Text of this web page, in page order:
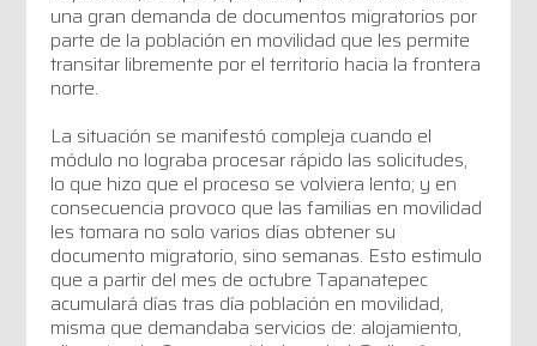
una gran demanda de documentos migratorios por
parte de la población en movilidad que les permite
transitar libremente por el territorio hacia la frontera
norte.
La situación se manifestó compleja cuando el
módulo no lograba procesar rápido las solicitudes,
lo que hizo que el proceso se volviera lento; y en
consecuencia provoco que las familias en movilidad
les tomara no solo varios días obtener su
documento migratorio, sino semanas. Esto estimulo
que a partir del mes de octubre Tapanatepec
acumulará días tras día población en movilidad,
misma que demandaba servicios de: alojamiento,